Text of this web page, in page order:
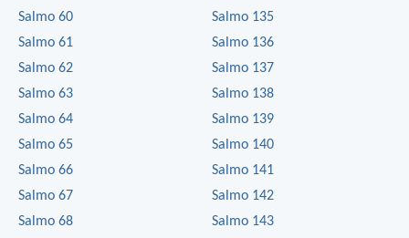
Salmo 60
Salmo 61
Salmo 62
Salmo 63
Salmo 64
Salmo 65
Salmo 66
Salmo 67
Salmo 68
Salmo 135
Salmo 136
Salmo 137
Salmo 138
Salmo 139
Salmo 140
Salmo 141
Salmo 142
Salmo 143